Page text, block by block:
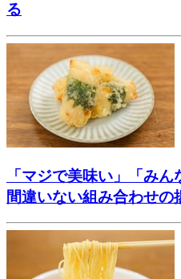
る
「マジで美味い」「みん
間違いない組み合わせの